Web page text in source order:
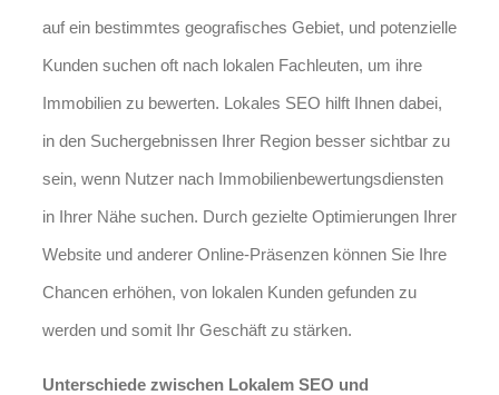
auf ein bestimmtes geografisches Gebiet, und potenzielle
Kunden suchen oft nach lokalen Fachleuten, um ihre
Immobilien zu bewerten. Lokales SEO hilft Ihnen dabei,
in den Suchergebnissen Ihrer Region besser sichtbar zu
sein, wenn Nutzer nach Immobilienbewertungsdiensten
in Ihrer Nähe suchen. Durch gezielte Optimierungen Ihrer
Website und anderer Online-Präsenzen können Sie Ihre
Chancen erhöhen, von lokalen Kunden gefunden zu
werden und somit Ihr Geschäft zu stärken.
Unterschiede zwischen Lokalem SEO und